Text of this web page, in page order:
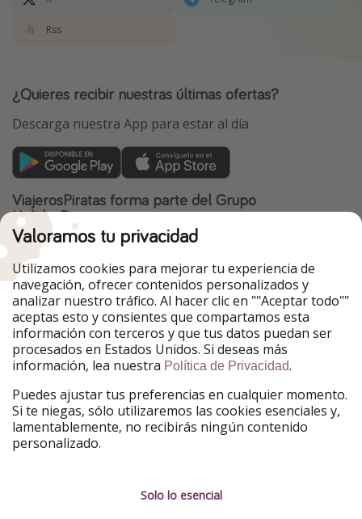
Rss
¿Quieres recibir nuestras últimas ofertas?
Descarga nuestra App para estar al día
ViajerosPiratas forma parte del Grupo
HolidayPirates
Nuestros mercados
PiratinViaggio
HolidayPirates
VakantiePiraten
WakacyjniPiraci
VoyagesPirates
Ferienpiraten
Urlaubspiraten
Urlaubspiraten
TravelPirates
Nuestro grupo
HolidayPirates Group
Conócenos mejor
Sobre ViajerosPiratas
Información legal
Valoramos tu privacidad
Utilizamos cookies para mejorar tu experiencia de
navegación, ofrecer contenidos personalizados y
analizar nuestro tráfico. Al hacer clic en ""Aceptar todo""
aceptas esto y consientes que compartamos esta
información con terceros y que tus datos puedan ser
procesados en Estados Unidos. Si deseas más
información, lea nuestra Política de Privacidad.
Puedes ajustar tus preferencias en cualquier momento.
Si te niegas, sólo utilizaremos las cookies esenciales y,
lamentablemente, no recibirás ningún contenido
personalizado.
Solo lo esencial